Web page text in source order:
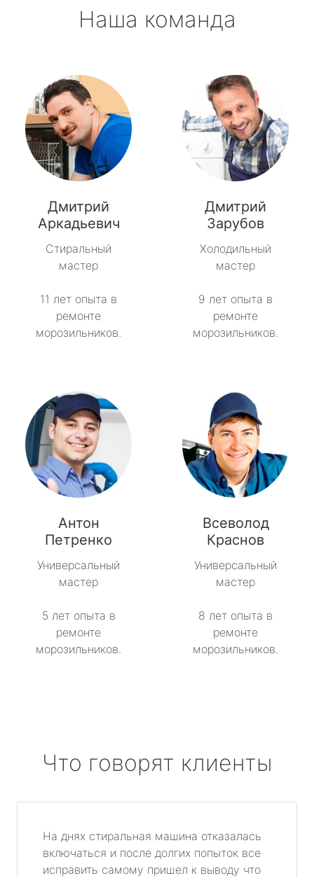
Наша команда
Дмитрий
Аркадьевич
Стиральный
мастер
11 лет опыта в
ремонте
морозильников.
Дмитрий
Зарубов
Холодильный
мастер
9 лет опыта в
ремонте
морозильников.
Антон
Петренко
Универсальный
мастер
5 лет опыта в
ремонте
морозильников.
Всеволод
Краснов
Универсальный
мастер
8 лет опыта в
ремонте
морозильников.
Что говорят клиенты
На днях стиральная машина отказалась
включаться и после долгих попыток все
исправить самому пришел к выводу что